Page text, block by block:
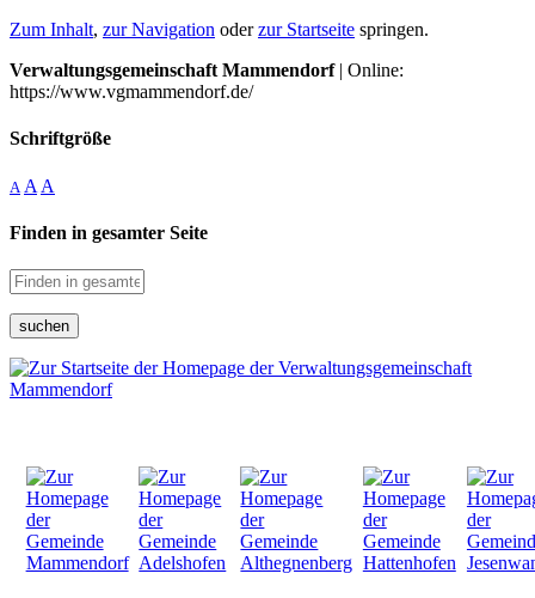
Zum Inhalt, zur Navigation oderzur Startseite springen.
Verwaltungsgemeinschaft Mammendorf| Online:
https://www.vgmammendorf.de/
Schriftgröße
A A A
Finden in gesamter Seite
suchen